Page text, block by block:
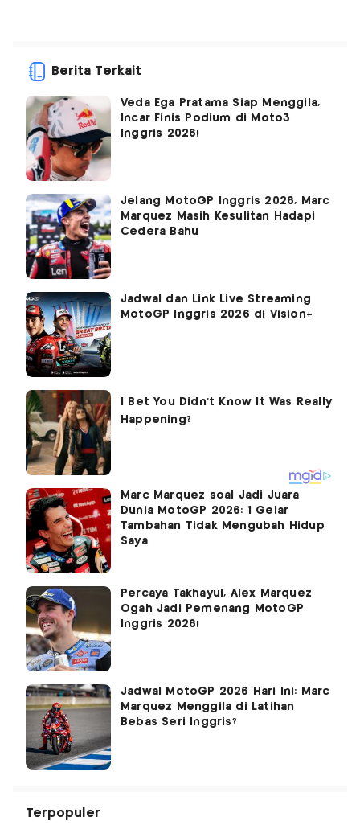
Berita Terkait
Veda Ega Pratama Siap Menggila,
Incar Finis Podium di Moto3
Inggris 2026!
Jelang MotoGP Inggris 2026, Marc
Marquez Masih Kesulitan Hadapi
Cedera Bahu
Jadwal dan Link Live Streaming
MotoGP Inggris 2026 di Vision+
Marc Marquez soal Jadi Juara
Dunia MotoGP 2026: 1 Gelar
Tambahan Tidak Mengubah Hidup
Saya
Percaya Takhayul, Alex Marquez
Ogah Jadi Pemenang MotoGP
Inggris 2026!
Jadwal MotoGP 2026 Hari Ini: Marc
Marquez Menggila di Latihan
Bebas Seri Inggris?
Terpopuler